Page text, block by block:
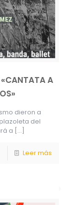
«CANTATA A
dieron a
del
a […]
Leer más